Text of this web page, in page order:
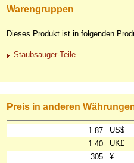
Warengruppen
Dieses Produkt ist in folgenden
Staubsauger-Teile
Preis in anderen
1.87 US$
1.40
UK£
305
¥